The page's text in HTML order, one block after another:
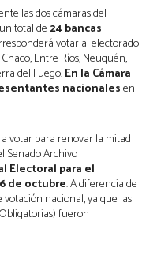
las dos cámaras del
total de 24 bancas
votar al electorado
Entre Ríos, Neuquén,
del Fuego.En la Cámara
nacionalesen
votar para renovar la mitad
SenadoArchivo
Electoral para el
de octubre. A diferencia de
nacional, ya que las
fueron